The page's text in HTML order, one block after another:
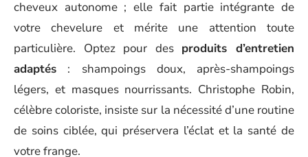
cheveux autonome ; elle fait partie intégrante de
votre chevelure et mérite une attention toute
particulière. Optez pour des produits d’entretien
adaptés : shampoings doux, après-shampoings
légers, et masques nourrissants. Christophe Robin,
célèbre coloriste, insiste sur la nécessité d’une routine
de soins ciblée, qui préservera l’éclat et la santé de
votre frange.